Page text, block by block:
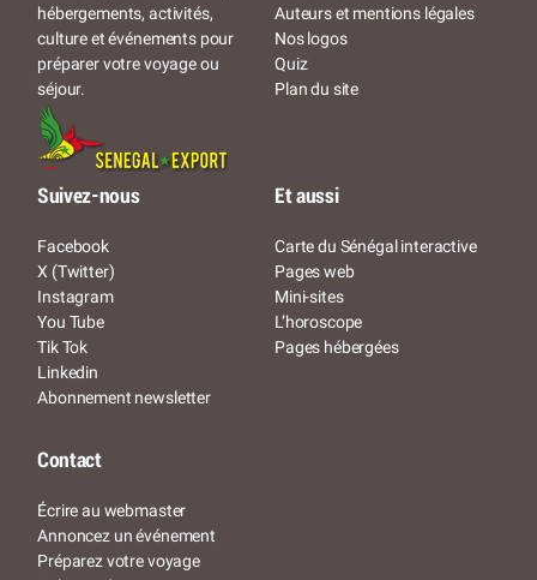
hébergements, activités,
culture et événements pour
préparer votre voyage ou
séjour.
Auteurs et mentions légales
Nos logos
Quiz
Plan du site
Suivez-nous
Facebook
X (Twitter)
Instagram
You Tube
Tik Tok
Linkedin
Abonnement newsletter
Et aussi
Carte du Sénégal interactive
Pages web
Mini-sites
L’horoscope
Pages hébergées
Contact
Écrire au webmaster
Annoncez un événement
Préparez votre voyage